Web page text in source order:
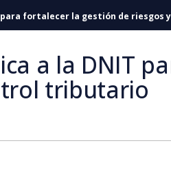
para fortalecer la gestión de
a la DNIT
tributario